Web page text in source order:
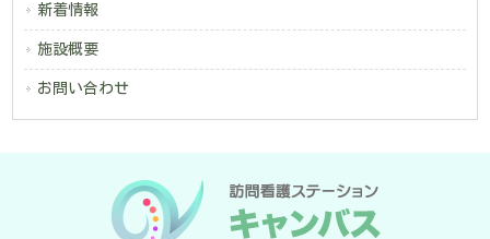
新着情報
施設概要
お問い合わせ